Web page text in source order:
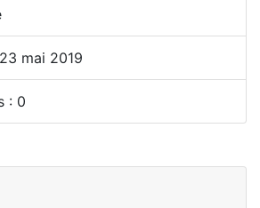
mai 2019
: 0